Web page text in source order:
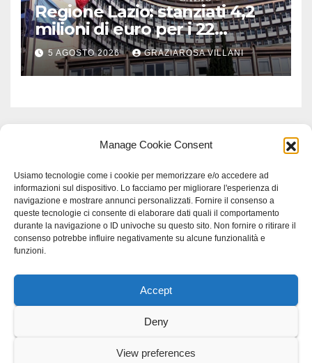
Manage Cookie Consent
Usiamo tecnologie come i cookie per memorizzare e/o accedere ad
informazioni sul dispositivo. Lo facciamo per migliorare l'esperienza di
navigazione e mostrare annunci personalizzati. Fornire il consenso a
queste tecnologie ci consente di elaborare dati quali il comportamento
durante la navigazione o ID univoche su questo sito. Non fornire o ritirare il
consenso potrebbe influire negativamente su alcune funzionalità e
funzioni.
Accept
Deny
View preferences
Regione Lazio: stanziati 4,2
milioni di euro per i 22
Comuni dell’Etruria
Meridionale
5 AGOSTO 2026 GRAZIAROSA VILLANI
Proudly powered by WordPress|Tema: Newspaperex di
Scienzastudio specialistico bracciano